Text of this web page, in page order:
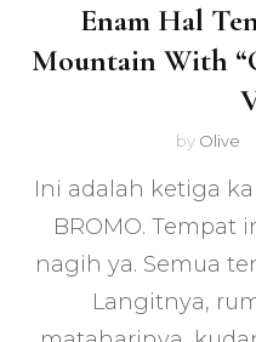
Enam Hal
Mountain With
by Olive
Ini adalah ketiga
BROMO.
nagih ya. Semua
Langitnya,